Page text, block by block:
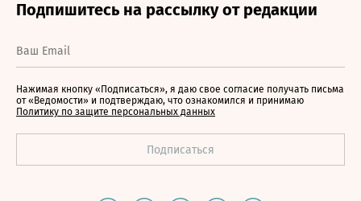
Нажимая кнопку «Подписаться», я даю свое согласие получать письма
от «Ведомости» и подтверждаю, что ознакомился и принимаю
Политику по защите персональных данных